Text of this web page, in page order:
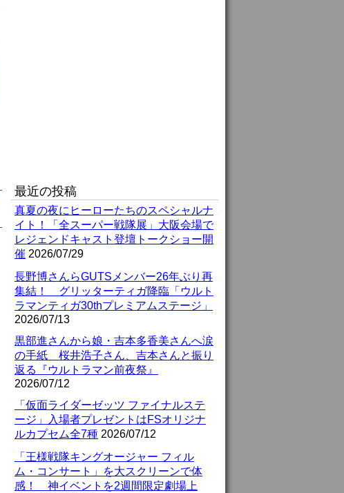
最近の投稿
真夏の夜にヒーローたちのスペシャルナ
イト！「全スーパー戦隊展」大阪会場で
レジェンドキャスト登壇トークショー開
催 2026/07/29
長野博さんらGUTSメンバー26年ぶり再
集結！ グリッターティガ降臨「ウルト
ラマンティガ30thプレミアムステージ」
2026/07/13
黒部進さんから娘・吉本多香美さんへ涙
の手紙 桜井浩子さん、吉本さんと振り
返る『ウルトラマン前夜祭』
2026/07/12
「仮面ライダーゼッツ ファイナルステ
ージ」入場者プレゼントはFSオリジナ
ルカプセム全7種 2026/07/12
「王様戦隊キングオージャー フィル
ム・コンサート」を大スクリーンで体
感！ 神イベントを2週間限定劇場上